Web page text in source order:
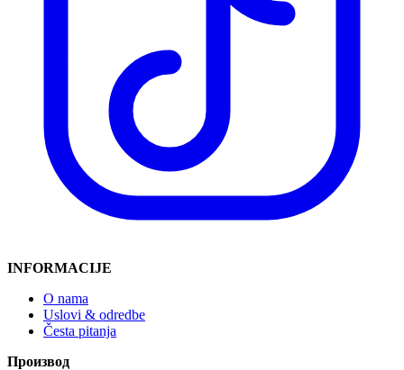
INFORMACIJE
O nama
Uslovi & odredbe
Česta pitanja
Производ